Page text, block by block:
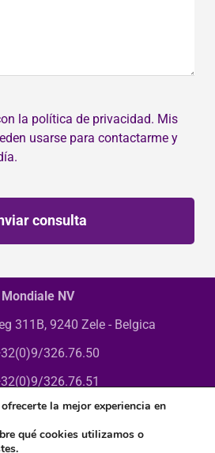
la política de privacidad. Mis
usarse para contactarme y
consulta
Mondiale NV
311B, 9240 Zele - Belgica
326.76.50
326.76.51
la mejor experiencia en
qué cookies utilizamos o
.